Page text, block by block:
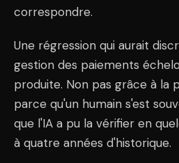
correspondre.
Une régression qui aurait
gestion des paiements
produite. Non pas grâce à la
parce qu'un humain s'est
que l'IA a pu la vérifier en
à quatre années d'historique.